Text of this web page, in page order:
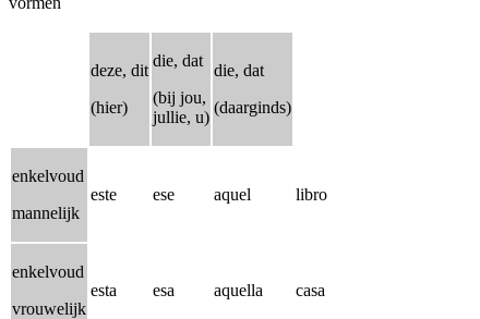
deze, dit
(hier)
die, dat
(bij jou,
jullie, u)
die, dat
(daarginds)
enkelvoud
mannelijk
este ese aquel libro
enkelvoud
vrouwelijk
esta esa aquella casa